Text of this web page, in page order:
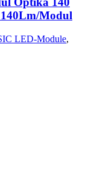
Modul
LED-Module,